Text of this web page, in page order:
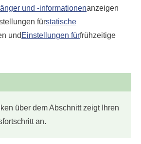
und -informationenanzeigen
fürstatische
und Einstellungen fürfrühzeitige
über dem Abschnitt zeigt Ihren
an.